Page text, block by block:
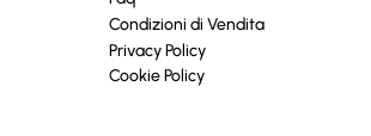
Condizioni di Vendita
Privacy Policy
Cookie Policy